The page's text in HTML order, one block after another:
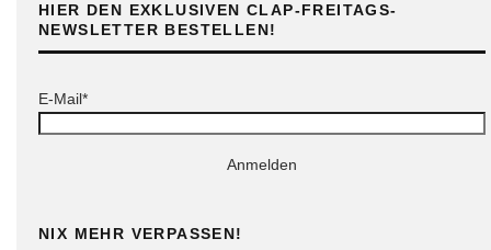
HIER DEN EXKLUSIVEN CLAP-FREITAGS-
NEWSLETTER BESTELLEN!
E-Mail*
Anmelden
NIX MEHR VERPASSEN!